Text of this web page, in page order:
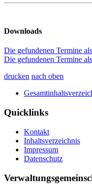
Downloads
Die gefundenen Termine
Die gefundenen Termine
drucken nach oben
Quicklinks
Kontakt
Inhaltsverzeichnis
Impressum
Datenschutz